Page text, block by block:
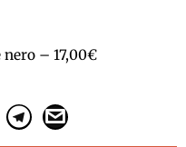
nero – 17,00€